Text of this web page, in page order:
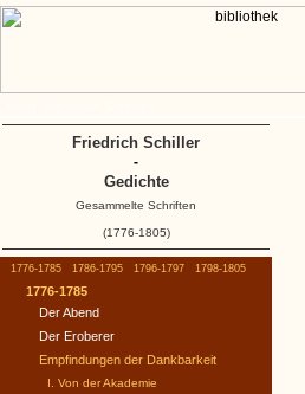
1776-1785 1786-1795 1796-1797 1798-1805
1776-1785
Der Abend
Der Eroberer
Empfindungen der Dankbarkeit
I. Von der Akademie
Friedrich Schiller
-
Gedichte
Gesammelte Schriften
(1776-1805)